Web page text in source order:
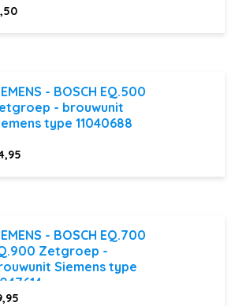
- BOSCH EQ.500
- brouwunit
type 11040688
- BOSCH EQ.700
Zetgroep -
Siemens type